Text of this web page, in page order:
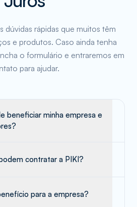
dúvidas rápidas que muitos têm
e produtos. Caso ainda tenha
o formulário e entraremos em
para ajudar.
beneficiar minha empresa e
contratar a PIKI?
para a empresa?